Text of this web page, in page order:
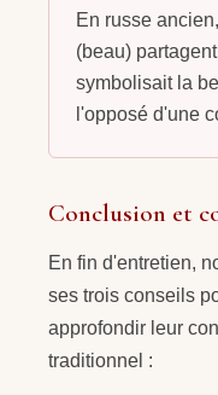
En russe
(beau)
symbolisait la
l'opposé d'une
Conclusion et
En fin d'entretien,
ses trois conseils
approfondir leur
traditionnel :